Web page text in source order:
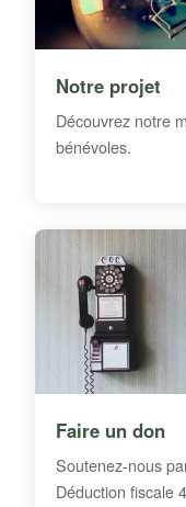
Notre projet
Découvrez notre
bénévoles.
Faire un don
Soutenez-nous
Déduction fiscale